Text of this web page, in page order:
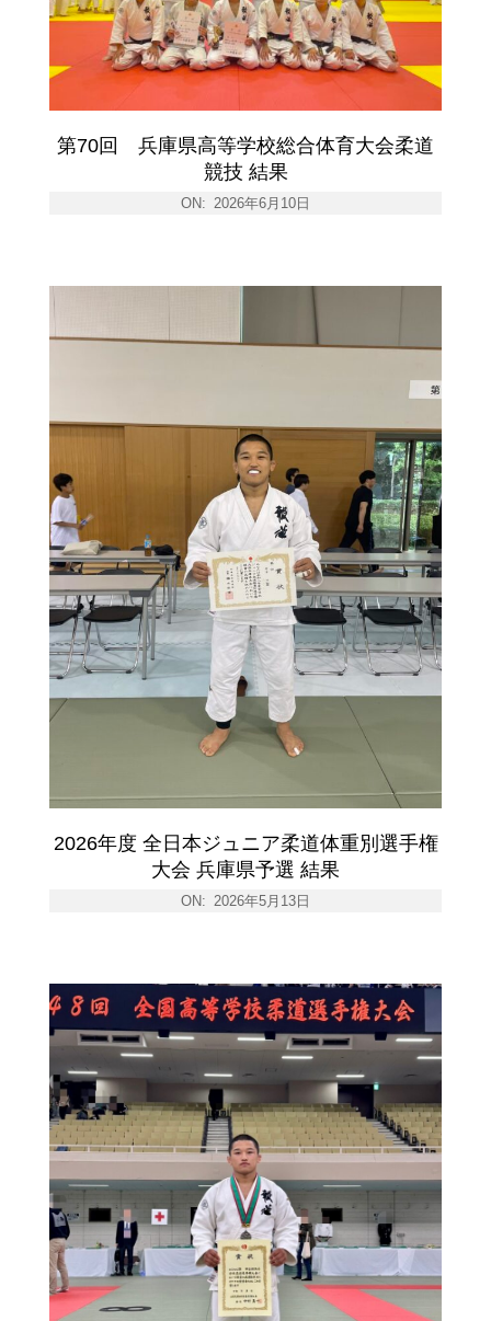
第70回 兵庫県高等学校総合体育大会柔道
競技 結果
ON: 2026年6月10日
2026年度 全日本ジュニア柔道体重別選手権
大会 兵庫県予選 結果
ON: 2026年5月13日